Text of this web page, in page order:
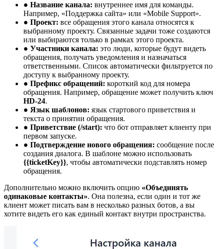
● Название канала: внутреннее имя для команды.
Например, «Поддержка сайта» или «Mobile Support».
● Проект: все обращения этого канала относятся к
выбранному проекту. Связанные задачи тоже создаются
или выбираются только в рамках этого проекта.
● Участники канала: это люди, которые будут видеть
обращения, получать уведомления и назначаться
ответственными. Список автоматически фильтруется по
доступу к выбранному проекту.
● Префикс обращений: короткий код для номера
обращения. Например, обращение может получить ключ
HD-24.
● Язык шаблонов: язык стартового приветствия и
текста о принятии обращения.
● Приветствие (/start): что бот отправляет клиенту при
первом запуске.
● Подтверждение нового обращения: сообщение после
создания диалога. В шаблоне можно использовать
{{ticketKey}}, чтобы автоматически подставлять номер
обращения.
Дополнительно можно включить опцию «Объединять
одинаковые контакты». Она полезна, если один и тот же
клиент может писать вам в несколько разных ботов, а вы
хотите видеть его как единый контакт внутри пространства.